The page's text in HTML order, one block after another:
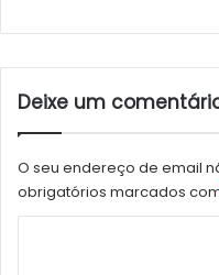
Deixe um
O seu endereço de email
obrigatórios marcados